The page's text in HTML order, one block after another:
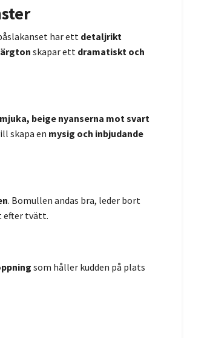
har ett detaljrikt
skapar ett dramatiskt och
mjuka, beige nyanserna mot svart
skapa en mysig och inbjudande
. Bomullen andas bra, leder bort
efter tvätt.
som håller kudden på plats